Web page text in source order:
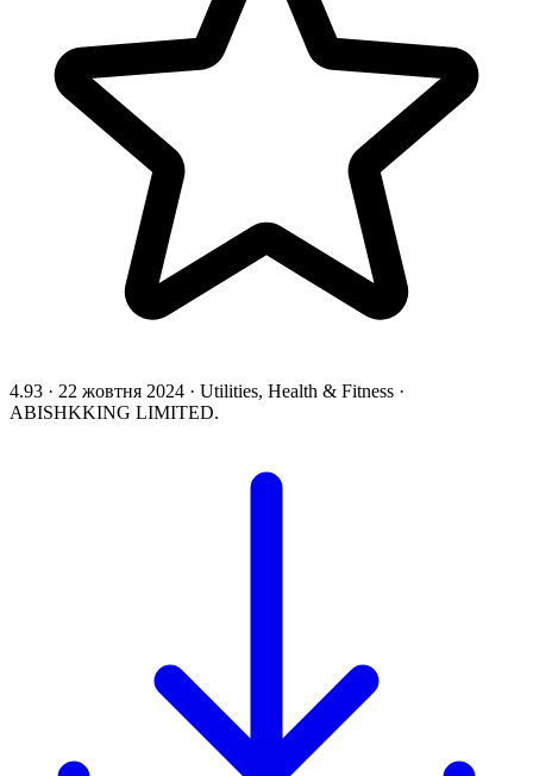
4.93 · 22 жовтня 2024 · Utilities, Health & Fitness ·
ABISHKKING LIMITED.